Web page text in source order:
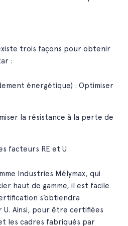
trois façons pour obtenir
:
énergétique) : Optimiser
la résistance à la perte de
facteurs RE et U
Industries Mélymax, qui
haut de gamme, il est facile
s’obtiendra
Ainsi, pour être certifiées
les cadres fabriqués par